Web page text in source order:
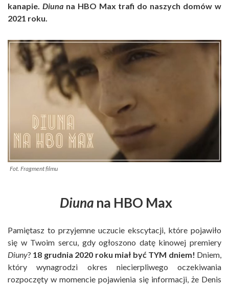
kanapie. Diunana HBO Max trafi do naszych domów w
2021 roku.
Fot. Fragment filmu
Diunana HBO Max
Pamiętasz to przyjemne uczucie ekscytacji, które pojawiło
się w Twoim sercu, gdy ogłoszono datę kinowej premiery
Diuny? 18 grudnia 2020 roku miał być TYM dniem! Dniem,
który wynagrodzi okres niecierpliwego oczekiwania
rozpoczęty w momencie pojawienia się informacji, że Denis